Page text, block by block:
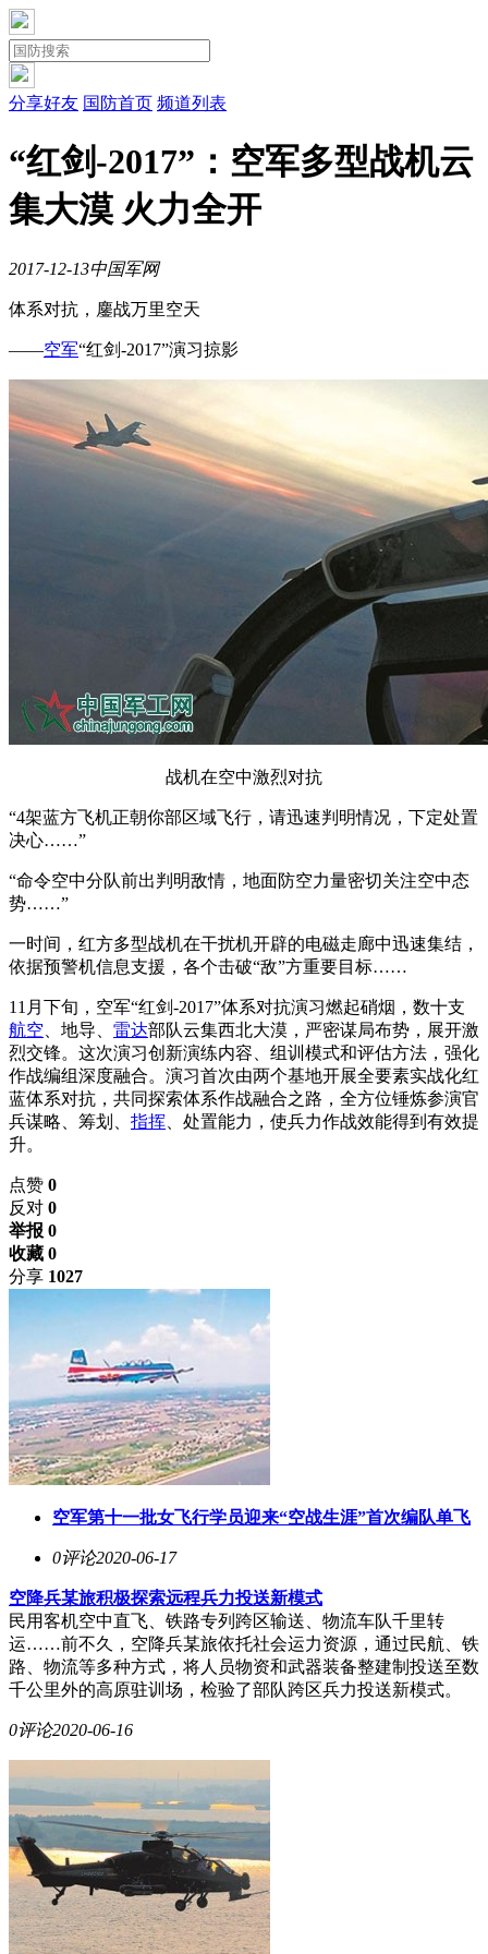
分享好友 国防首页 频道列表
“红剑-2017”：空军多型战机云
集大漠 火力全开
2017-12-13中国军网
体系对抗，鏖战万里空天
——空军“红剑-2017”演习掠影
战机在空中激烈对抗
“4架蓝方飞机正朝你部区域飞行，请迅速判明情况，下定处置
决心……”
“命令空中分队前出判明敌情，地面防空力量密切关注空中态
势……”
一时间，红方多型战机在干扰机开辟的电磁走廊中迅速集结，
依据预警机信息支援，各个击破“敌”方重要目标……
11月下旬，空军“红剑-2017”体系对抗演习燃起硝烟，数十支
航空 、地导、 雷达部队云集西北大漠，严密谋局布势，展开激
烈交锋。这次演习创新演练内容、组训模式和评估方法，强化
作战编组深度融合。演习首次由两个基地开展全要素实战化红
蓝体系对抗，共同探索体系作战融合之路，全方位锤炼参演官
兵谋略、筹划、 指挥 、处置能力，使兵力作战效能得到有效提
升。
点赞 0
反对 0
举报 0
收藏 0
分享 1027
空军第十一批女飞行学员迎来“空战生涯”首次编队单飞
0评论2020-06-17
空降兵某旅积极探索远程兵力投送新模式
民用客机空中直飞、铁路专列跨区输送、物流车队千里转
运……前不久，空降兵某旅依托社会运力资源，通过民航、铁
路、物流等多种方式，将人员物资和武器装备整建制投送至数
千公里外的高原驻训场，检验了部队跨区兵力投送新模式。
0评论2020-06-16